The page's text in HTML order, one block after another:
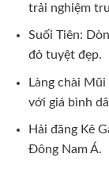
trải nghiệm
Suối Tiên:
đỏ tuyệt đẹp.
Làng chài
với giá bình
Hải đăng Kê
Đông Nam Á.